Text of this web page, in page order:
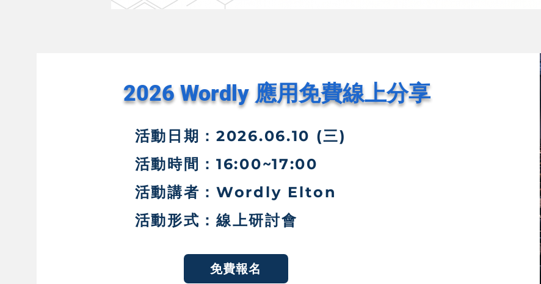
2026 Wordly 應用免費線上分享
活動​日期：2026.06.10 (三)
活動時間：16:00~17:00
活動講者：Wordly Elton
活動形式：線上研討會
免費報名